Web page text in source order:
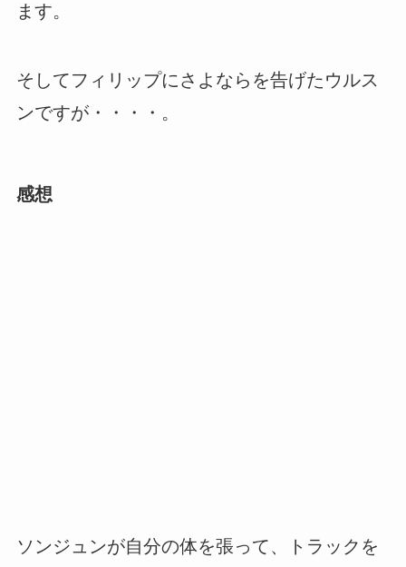
ます。
そしてフィリップにさよならを告げたウルス
ンですが・・・・。
感想
ソンジュンが自分の体を張って、トラックを